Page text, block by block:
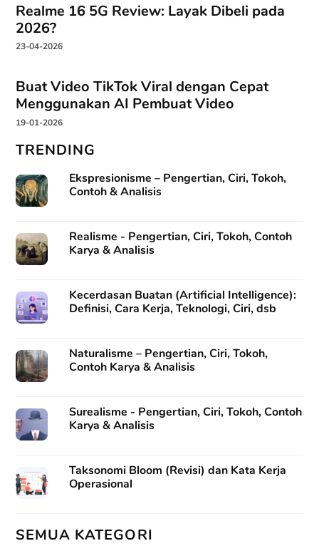
Realme 16 5G Review: Layak Dibeli pada
2026?
23-04-2026
Buat Video TikTok Viral dengan Cepat
Menggunakan AI Pembuat Video
19-01-2026
TRENDING
Ekspresionisme – Pengertian, Ciri, Tokoh,
Contoh & Analisis
Realisme - Pengertian, Ciri, Tokoh, Contoh
Karya & Analisis
Kecerdasan Buatan (Artificial Intelligence):
Definisi, Cara Kerja, Teknologi, Ciri, dsb
Naturalisme – Pengertian, Ciri, Tokoh,
Contoh Karya & Analisis
Surealisme - Pengertian, Ciri, Tokoh, Contoh
Karya & Analisis
Taksonomi Bloom (Revisi) dan Kata Kerja
Operasional
SEMUA KATEGORI